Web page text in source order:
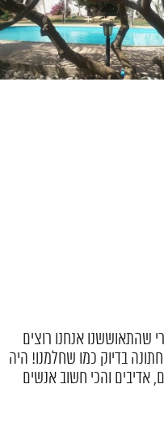
דואג לכל הפרטים הכי
בחיים) במסירות וסבלנות